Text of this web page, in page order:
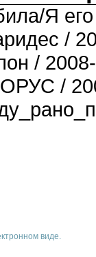
Я
/
/
/
виде.